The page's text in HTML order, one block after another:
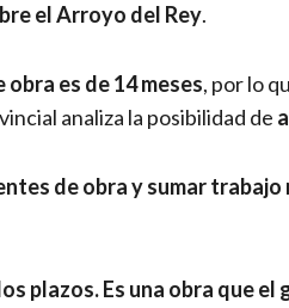
el Arroyo del Rey.
es de 14 meses, por lo
analiza la posibilidad de
de obra y sumar
plazos. Es una obra que